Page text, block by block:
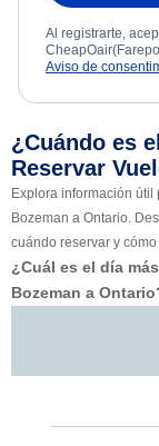
Al registrarte,
Aviso de
¿Cuándo es
Reservar
Explora información
Bozeman a Ontario.
cuándo reservar y
¿Cuál es el día
Bozeman a